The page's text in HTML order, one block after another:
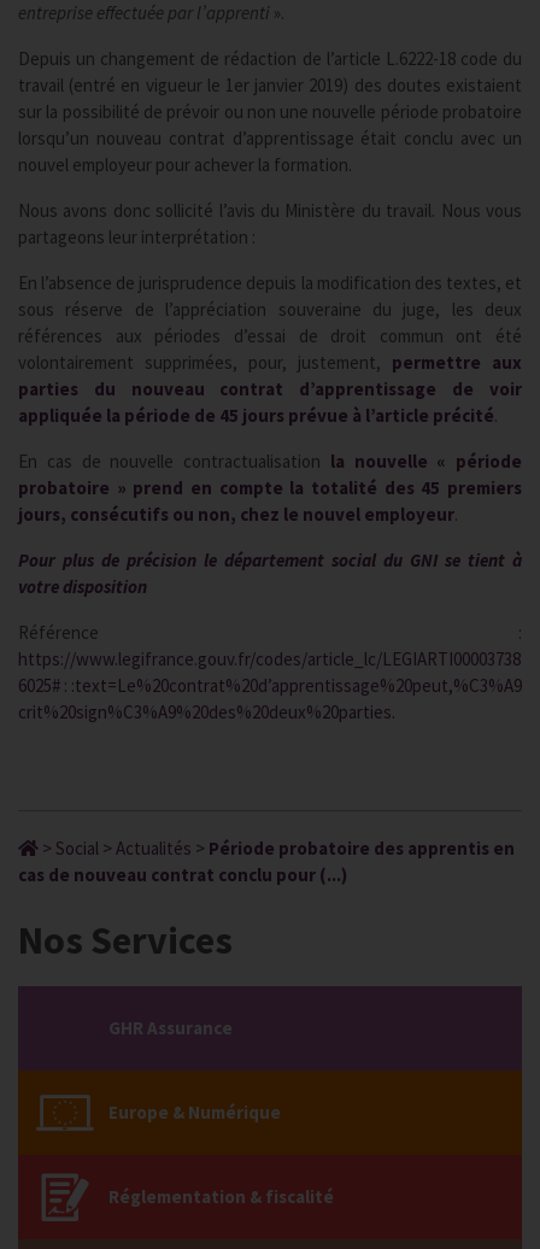
entreprise effectuée par l’apprenti ».
Depuis un changement de rédaction de l’article L.6222-18 code du
travail (entré en vigueur le 1er janvier 2019) des doutes existaient
sur la possibilité de prévoir ou non une nouvelle période probatoire
lorsqu’un nouveau contrat d’apprentissage était conclu avec un
nouvel employeur pour achever la formation.
Nous avons donc sollicité l’avis du Ministère du travail. Nous vous
partageons leur interprétation :
En l’absence de jurisprudence depuis la modification des textes, et
sous réserve de l’appréciation souveraine du juge, les deux
références aux périodes d’essai de droit commun ont été
volontairement supprimées, pour, justement, permettre aux
parties du nouveau contrat d’apprentissage de voir
appliquée la période de 45 jours prévue à l’article précité.
En cas de nouvelle contractualisation la nouvelle « période
probatoire » prend en compte la totalité des 45 premiers
jours, consécutifs ou non, chez le nouvel employeur.
Pour plus de précision le département social du GNI se tient à
votre disposition
Référence :
https://www.legifrance.gouv.fr/codes/article_lc/LEGIARTI00003738
6025# : :text=Le%20contrat%20d’apprentissage%20peut,%C3%A9
crit%20sign%C3%A9%20des%20deux%20parties.
> Social > Actualités > Période probatoire des apprentis en
cas de nouveau contrat conclu pour (...)
Nos Services
GHR Assurance
Europe & Numérique
Réglementation & fiscalité